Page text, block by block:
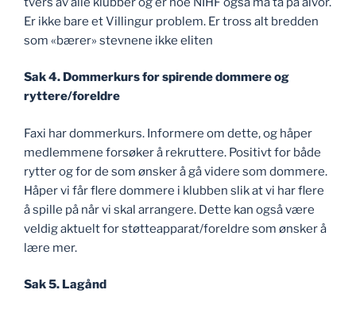
Er ikke bare et Villingur problem. Er tross alt bredden
som «bærer» stevnene ikke eliten
Sak 4. Dommerkurs for spirende dommere og
ryttere/foreldre
Faxi har dommerkurs. Informere om dette, og håper
medlemmene forsøker å rekruttere. Positivt for både
rytter og for de som ønsker å gå videre som dommere.
Håper vi får flere dommere i klubben slik at vi har flere
å spille på når vi skal arrangere. Dette kan også være
veldig aktuelt for støtteapparat/foreldre som ønsker å
lære mer.
Sak 5. Lagånd